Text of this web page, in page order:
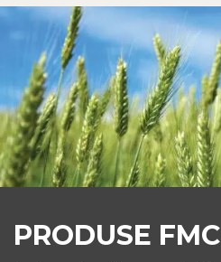
PRODUSE FMC